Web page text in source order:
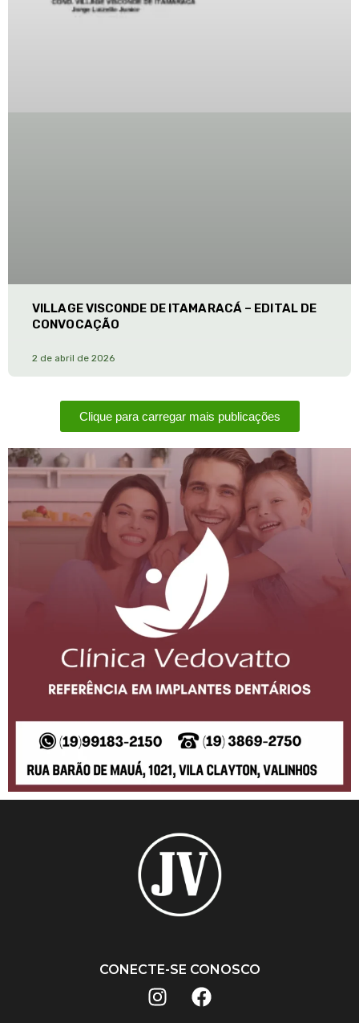
VILLAGE VISCONDE DE ITAMARACÁ – EDITAL DE
CONVOCAÇÃO
2 de abril de 2026
Clique para carregar mais publicações
CONECTE-SE CONOSCO